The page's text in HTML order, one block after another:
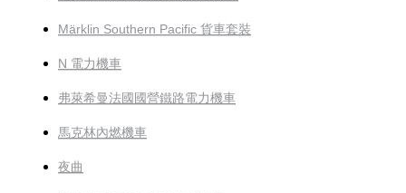
Märklin Southern Pacific 貨車套裝
N 電力機車
弗萊希曼法國國營鐵路電力機車
馬克林內燃機車
夜曲